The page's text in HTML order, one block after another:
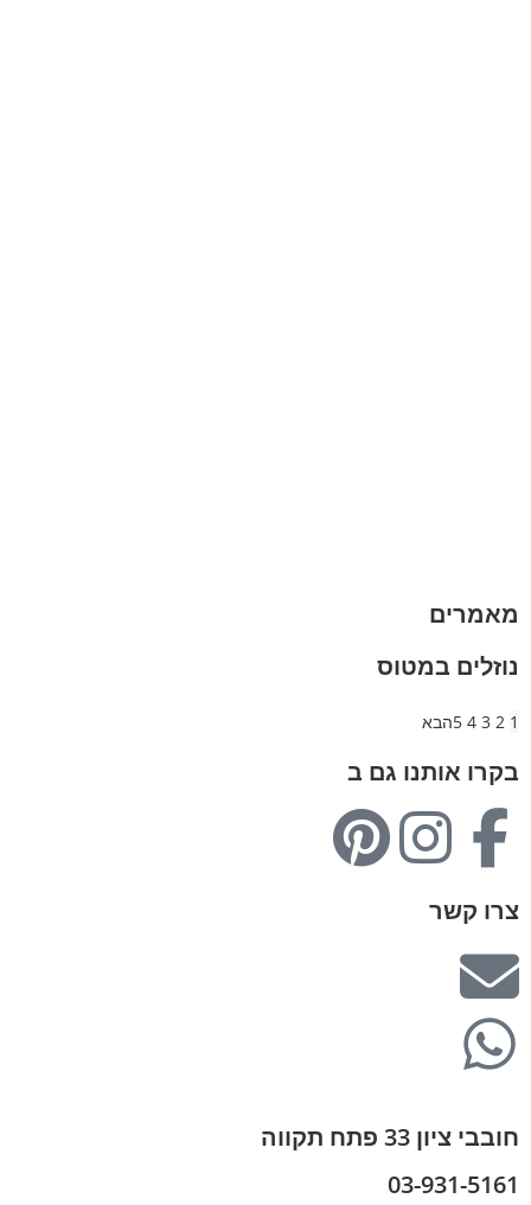
מאמרים
נוזלים במטוס
1
2
3
4
5הבא
בקרו אותנו גם ב
צרו קשר
חובבי ציון 33 פתח תקווה
03-931-5161